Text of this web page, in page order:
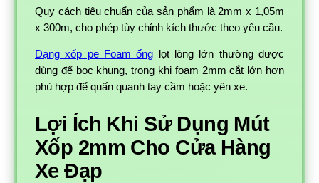
Quy cách tiêu chuẩn của sản phẩm là 2mm x 1,05m
x 300m, cho phép tùy chỉnh kích thước theo yêu cầu.
Dạng xốp pe Foam ống lọt lòng lớn thường được
dùng để bọc khung, trong khi foam 2mm cắt lớn hơn
phù hợp để quấn quanh tay cầm hoặc yên xe.
Lợi Ích Khi Sử Dụng Mút
Xốp 2mm Cho Cửa Hàng
Xe Đạp